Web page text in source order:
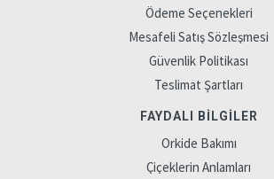
Ödeme Seçenekleri
Mesafeli Satış Sözleşmesi
Güvenlik Politikası
Teslimat Şartları
FAYDALI BILGILER
Orkide Bakımı
Çiçeklerin Anlamları